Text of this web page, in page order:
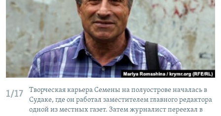
1/17
Творческая карьера Семены на полуострове началась в
Судаке, где он работал заместителем главного редактора
одной из местных газет. Затем журналист переехал в